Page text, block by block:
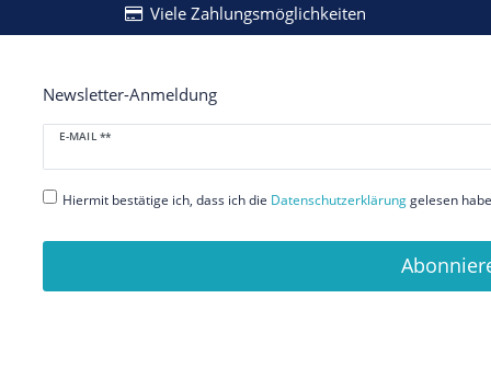
Viele Zahlungsmöglichkeiten
Newsletter-Anmeldung
E-MAIL **
Newsletter
Honig
Hiermit bestätige ich, dass ich die Daten­schutz­erklärunggelesen